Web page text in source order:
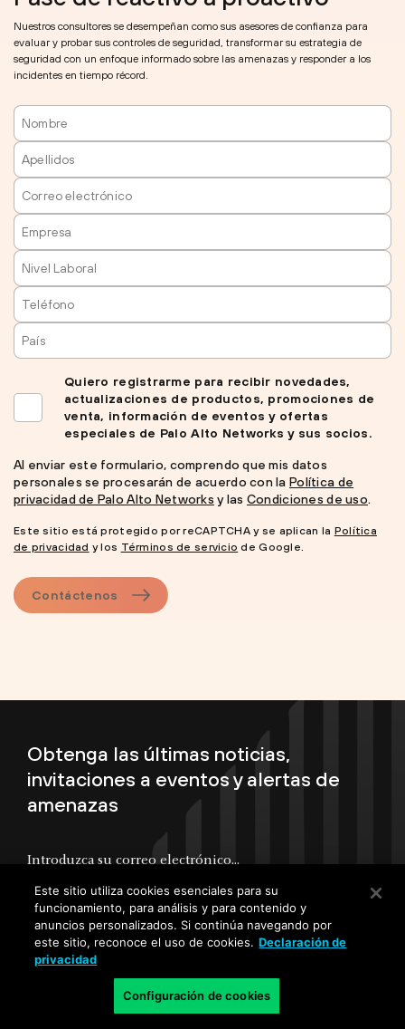
Nuestros consultores se desempeñan como sus asesores de confianza para
evaluar y probar sus controles de seguridad, transformar su estrategia de
seguridad con un enfoque informado sobre las amenazas y responder a los
incidentes en tiempo récord.
Quiero registrarme para recibir novedades,
actualizaciones de productos, promociones de
venta, información de eventos y ofertas
especiales de Palo Alto Networks y sus socios.
Al enviar este formulario, comprendo que mis datos
personales se procesarán de acuerdo con laPolítica de
privacidad de Palo Alto Networks y las Condiciones de uso.
Este sitio está protegido por reCAPTCHA y se aplican la Política
de privacidad y los Términos de servicio de Google.
Contáctenos
Obtenga las últimas noticias,
invitaciones a eventos y alertas de
amenazas
Al enviar este formulario, comprendo que mis datos personales se
procesarán de acuerdo con laPolítica de privacidad de Palo Alto
Networksy lasCondiciones de uso.
Regístrese
Este sitio utiliza cookies esenciales para su
funcionamiento, para análisis y para contenido y
anuncios personalizados. Si continúa navegando por
este sitio, reconoce el uso de cookies. Declaración de
privacidad
Configuración de cookies